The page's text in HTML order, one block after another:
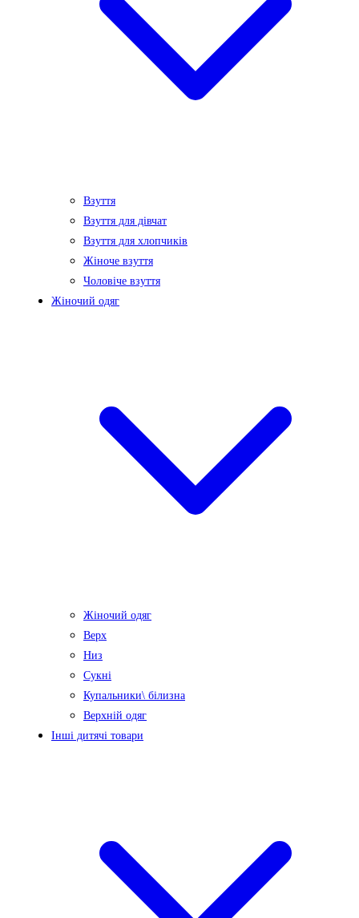
Взуття
Взуття для дівчат
Взуття для хлопчиків
Жіноче взуття
Чоловіче взуття
Жіночий одяг
Жіночий одяг
Верх
Низ
Сукні
Купальники\ білизна
Верхній одяг
Інші дитячі товари